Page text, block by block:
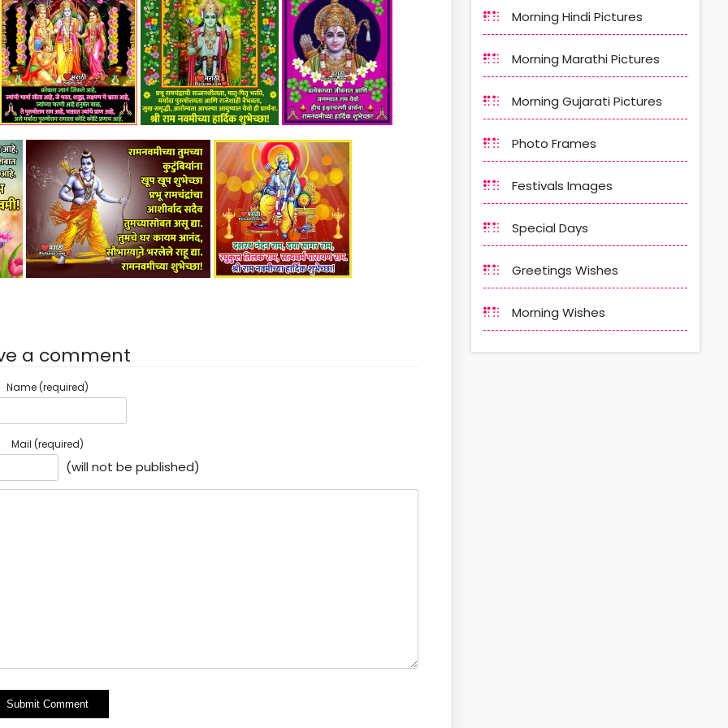
a comment
Name (required)
Mail (required)
(will not be published)
Morning Hindi Pictures
Morning Marathi Pictures
Morning Gujarati Pictures
Photo Frames
Festivals Images
Special Days
Greetings Wishes
Morning Wishes